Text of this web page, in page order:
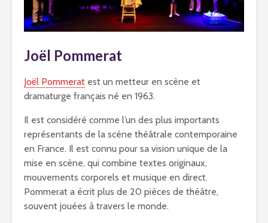
Joël Pommerat
Joël Pommerat est un metteur en scène et
dramaturge français né en 1963.
Il est considéré comme l’un des plus importants
représentants de la scène théâtrale contemporaine
en France. Il est connu pour sa vision unique de la
mise en scène, qui combine textes originaux,
mouvements corporels et musique en direct.
Pommerat a écrit plus de 20 pièces de théâtre,
souvent jouées à travers le monde.